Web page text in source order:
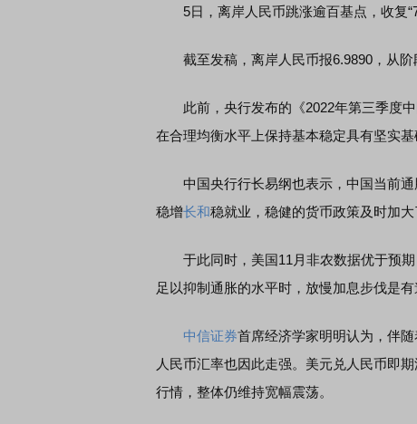
5日，离岸人民币跳涨逾百基点，收复
截至发稿，离岸人民币报6.9890，从阶
此前，央行发布的《2022年第三季度中
在合理均衡水平上保持基本稳定具有坚实
中国央行行长易纲也表示，中国当前通
稳增长和稳就业，稳健的货币政策及时加大
于此同时，美国11月非农数据优于预期
足以抑制通胀的水平时，放慢加息步伐是有
中信证券首席经济学家明明认为，伴
人民币汇率也因此走强。美元兑人民币即
行情，整体仍维持宽幅震荡。